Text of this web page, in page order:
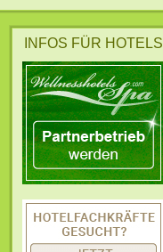
INFOS FÜR HOTELS